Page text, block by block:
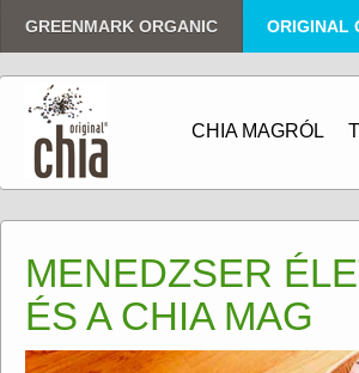
GREENMARK ORGANIC ORIGINAL
CHIA MAGRÓL
MENEDZSER
ÉS A CHIA MAG